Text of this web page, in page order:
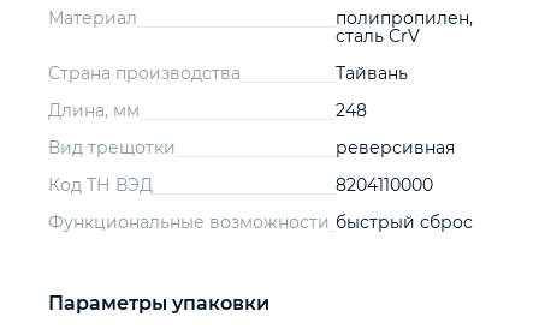
Материал
полипропилен,
сталь CrV
Страна производства
Тайвань
Длина, мм
248
Вид трещотки
реверсивная
Код ТН ВЭД
8204110000
Функциональные возможности быстрый сброс
Параметры упаковки